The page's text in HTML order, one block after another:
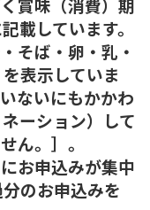
賞味（消費）期
載しています。
そば・卵・乳・
表示していま
ないにもかかわ
ーション）して
ん。］。
お申込みが集中
のお申込みを